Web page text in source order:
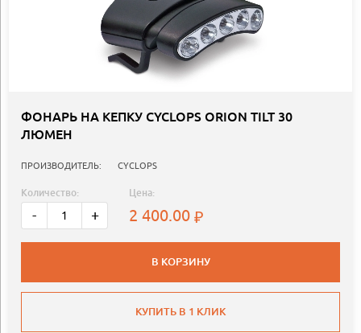
ФОНАРЬ НА КЕПКУ CYCLOPS ORION TILT 30
ЛЮМЕН
ПРОИЗВОДИТЕЛЬ: CYCLOPS
Количество:
- +
Цена:
2 400.00
В КОРЗИНУ
КУПИТЬ В 1 КЛИК